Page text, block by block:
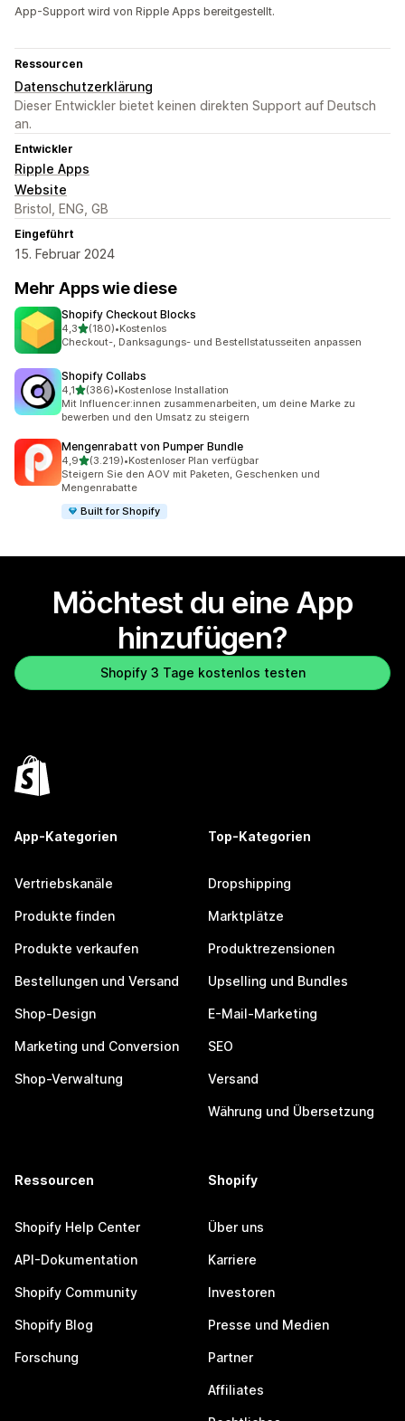
App-Support wird von Ripple Apps bereitgestellt.
Ressourcen
Datenschutzerklärung
Dieser Entwickler bietet keinen direkten Support auf Deutsch
an.
Entwickler
Ripple Apps
Website
Bristol, ENG, GB
Eingeführt
15. Februar 2024
Mehr Apps wie diese
Shopify Checkout Blocks
4,3von 5 Sternen
(180)
180 Rezensionen insgesamt
•Kostenlos
Checkout-, Danksagungs- und Bestellstatusseiten anpassen
Shopify Collabs
4,1von 5 Sternen
(386)
386 Rezensionen insgesamt
•Kostenlose Installation
Mit Influencer:innen zusammenarbeiten, um deine Marke zu
bewerben und den Umsatz zu steigern
Mengenrabatt von Pumper Bundle
4,9von 5 Sternen
(3.219)
3219 Rezensionen insgesamt
•Kostenloser Plan verfügbar
Steigern Sie den AOV mit Paketen, Geschenken und
Mengenrabatte
Built for Shopify
Möchtest du eine App
hinzufügen?
Shopify 3 Tage kostenlos testen
App-Kategorien
Vertriebskanäle
Produkte finden
Produkte verkaufen
Bestellungen und Versand
Shop-Design
Marketing und Conversion
Shop-Verwaltung
Top-Kategorien
Dropshipping
Marktplätze
Produktrezensionen
Upselling und Bundles
E-Mail-Marketing
SEO
Versand
Währung und Übersetzung
Ressourcen
Shopify Help Center
API-Dokumentation
Shopify Community
Shopify Blog
Forschung
Shopify
Über uns
Karriere
Investoren
Presse und Medien
Partner
Affiliates